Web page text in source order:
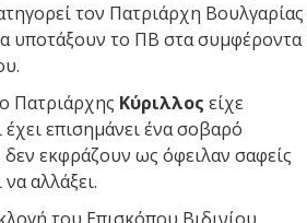
τον Πατριάρχη Βουλγαρίας
υποτάξουν το ΠΒ στα συμφέροντα
Πατριάρχης Κύριλλος είχε
επισημάνει ένα σοβαρό
εκφράζουν ως όφειλαν σαφείς
αλλάξει.